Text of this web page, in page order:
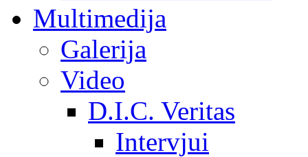
Multimedija
Galerija
Video
D.I.C. Veritas
Intervjui